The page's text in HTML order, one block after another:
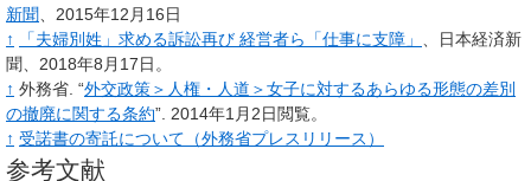
新聞 、2015年12月16日
↑
「夫婦別姓」求める訴訟再び 経営者ら「仕事に支障」
、日本経済新
聞、2018年8月17日。
↑ 外務省. “外交政策＞人権・人道＞女子に対するあらゆる形態の差別
の撤廃に関する条約”. 2014年1月2日閲覧。
↑ 受諾書の寄託について（外務省プレスリリース）
参考文献